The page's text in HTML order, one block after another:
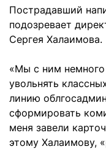
Пострадавший
подозревает
Сергея Халаимова.
«Мы с ним немного
увольнять
линию
сформировать
меня завели
этому Халаимову,